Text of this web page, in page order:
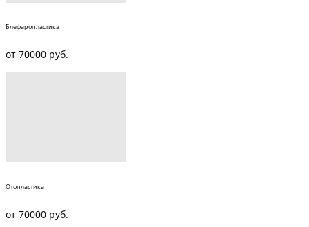
Блефаропластика
от 70000 руб.
Отопластика
от 70000 руб.